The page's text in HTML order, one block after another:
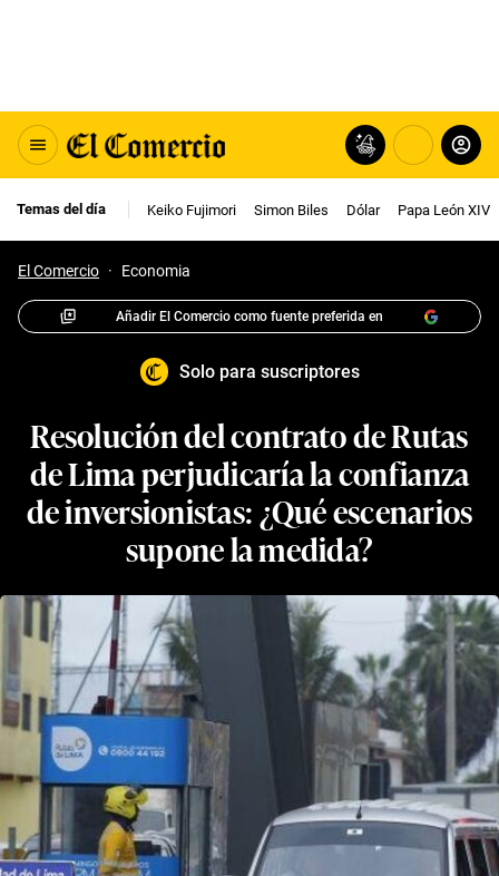
Temas del día Keiko Fujimori Simon Biles Dólar Papa León XIV
El Comercio · Economia
Añadir El Comercio como fuente preferida en
Solo para suscriptores
Resolución del contrato de Rutas
de Lima perjudicaría la confianza
de inversionistas: ¿Qué escenarios
supone la medida?